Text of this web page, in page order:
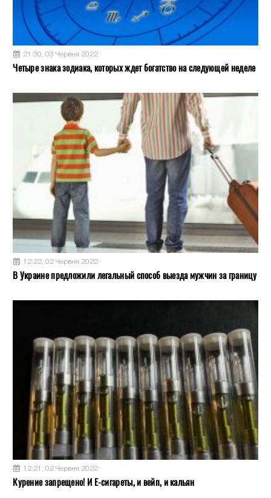
21:30, 03 Червня 2022
Четыре знака зодиака, которых ждет богатство на следующей неделе
12:22, 02 Червня 2022
В Украине предложили легальный способ выезда мужчин за границу
12:21, 02 Червня 2022
Курение запрещено! И Е-сигареты, и вейп, и кальян